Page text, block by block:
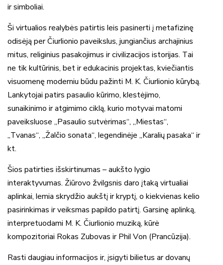
ir simboliai.
Ši virtualios realybės patirtis leis pasinerti į metafizinę
odisėją per Čiurlionio paveikslus, jungiančius archajinius
mitus, religinius pasakojimus ir civilizacijos istorijas. Tai
ne tik kultūrinis, bet ir edukacinis projektas, kviečiantis
visuomenę moderniu būdu pažinti M. K. Čiurlionio kūrybą.
Lankytojai patirs pasaulio kūrimo, klestėjimo,
sunaikinimo ir atgimimo ciklą, kurio motyvai matomi
paveiksluose „Pasaulio sutvėrimas“, „Miestas“,
„Tvanas“, „Žalčio sonata“, legendinėje „Karalių pasaka“ ir
kt.
Šios patirties išskirtinumas – aukšto lygio
interaktyvumas. Žiūrovo žvilgsnis daro įtaką virtualiai
aplinkai, lemia skrydžio aukštį ir kryptį, o kiekvienas kelio
pasirinkimas ir veiksmas papildo patirtį. Garsinę aplinką,
interpretuodami M. K. Čiurlionio muziką, kūrė
kompozitoriai Rokas Zubovas ir Phil Von (Prancūzija).
Rasti daugiau informacijos ir, įsigyti bilietus ar dovanų